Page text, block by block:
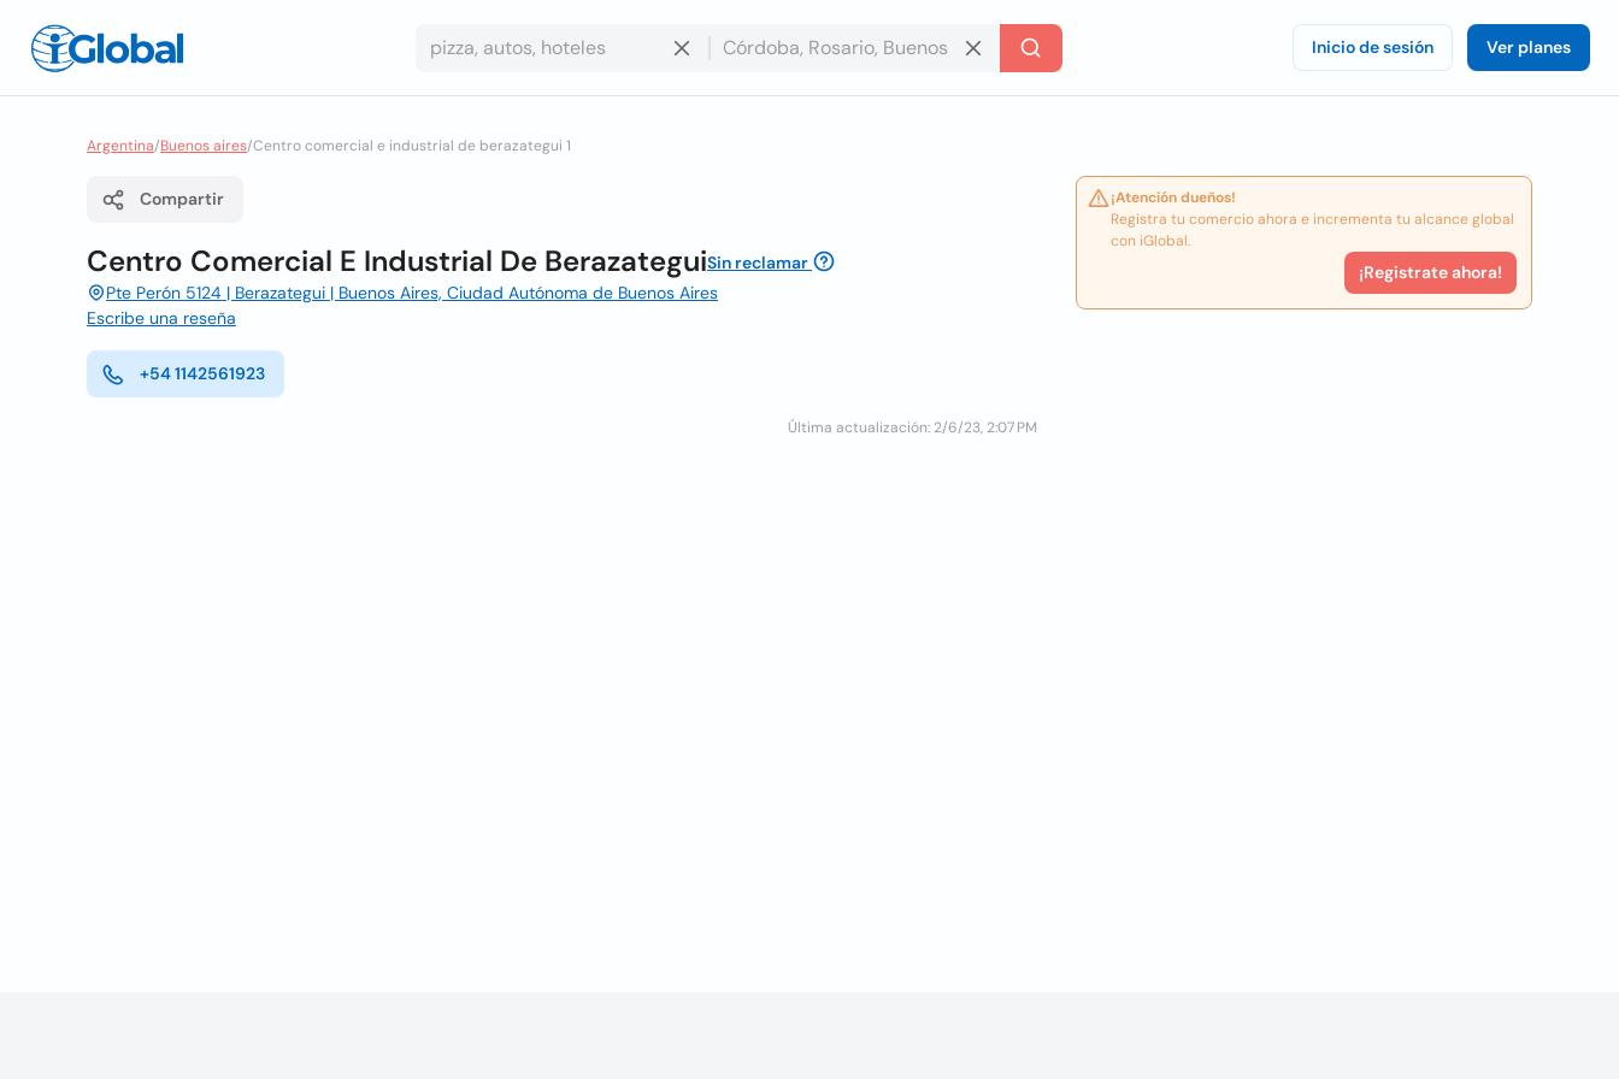
Inicio de sesión Ver planes
Argentina/Buenos aires/Centro comercial e industrial de berazategui 1
Compartir
Centro Comercial E Industrial De BerazateguiSin reclamar
Pte Perón 5124 | Berazategui | Buenos Aires, Ciudad Autónoma de Buenos Aires
Escribe una reseña
+54 1142561923
Última actualización: 2/6/23, 2:07 PM
¡Atención dueños!
Registra tu comercio ahora e incrementa tu alcance global
con iGlobal.
¡Registrate ahora!